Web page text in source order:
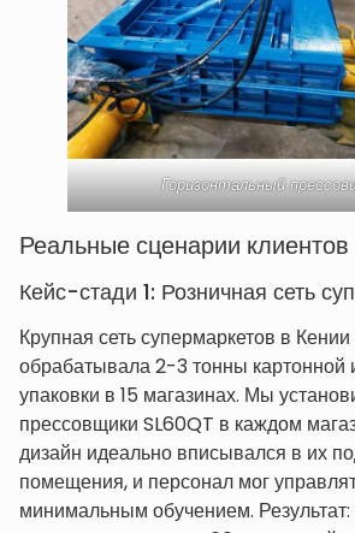
Горизонтальный
Реальные сценарии клиентов
Кейс-стади 1: Розничная сеть
Крупная сеть супермаркетов в
обрабатывала 2-3 тонны картонной
упаковки в 15 магазинах. Мы
прессовщики SL60QT в каждом
дизайн идеально вписывался в их
помещения, и персонал мог
минимальным обучением.